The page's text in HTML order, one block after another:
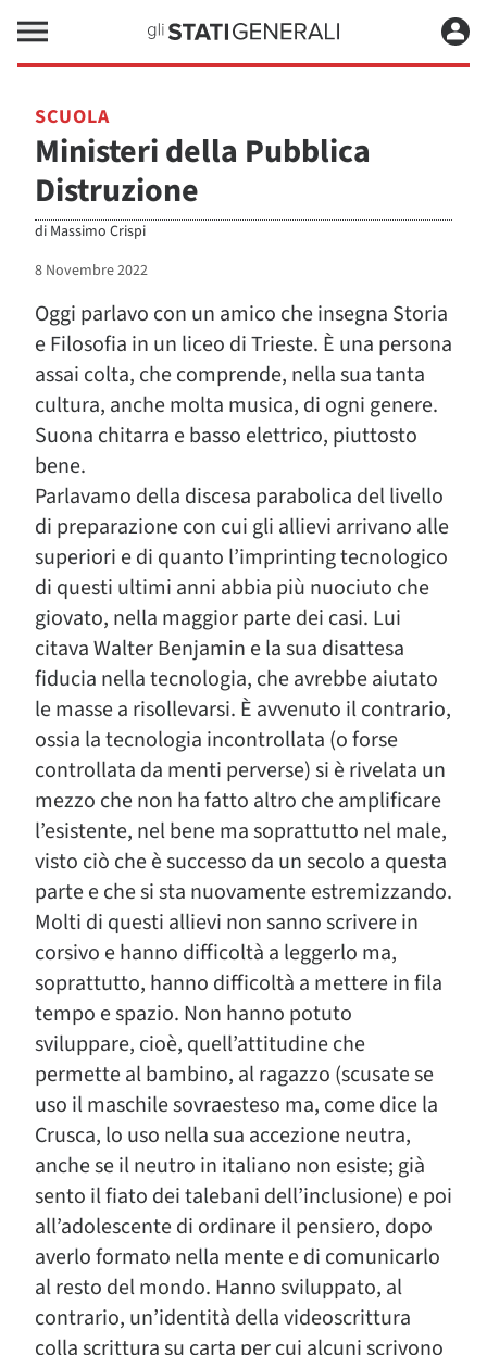
SCUOLA
Ministeri della Pubblica
Distruzione
di Massimo Crispi
8 Novembre 2022
Oggi parlavo con un amico che insegna Storia
e Filosofia in un liceo di Trieste. È una persona
assai colta, che comprende, nella sua tanta
cultura, anche molta musica, di ogni genere.
Suona chitarra e basso elettrico, piuttosto
bene.
Parlavamo della discesa parabolica del livello
di preparazione con cui gli allievi arrivano alle
superiori e di quanto l’imprinting tecnologico
di questi ultimi anni abbia più nuociuto che
giovato, nella maggior parte dei casi. Lui
citava Walter Benjamin e la sua disattesa
fiducia nella tecnologia, che avrebbe aiutato
le masse a risollevarsi. È avvenuto il contrario,
ossia la tecnologia incontrollata (o forse
controllata da menti perverse) si è rivelata un
mezzo che non ha fatto altro che amplificare
l’esistente, nel bene ma soprattutto nel male,
visto ciò che è successo da un secolo a questa
parte e che si sta nuovamente estremizzando.
Molti di questi allievi non sanno scrivere in
corsivo e hanno difficoltà a leggerlo ma,
soprattutto, hanno difficoltà a mettere in fila
tempo e spazio. Non hanno potuto
sviluppare, cioè, quell’attitudine che
permette al bambino, al ragazzo (scusate se
uso il maschile sovraesteso ma, come dice la
Crusca, lo uso nella sua accezione neutra,
anche se il neutro in italiano non esiste; già
sento il fiato dei talebani dell’inclusione) e poi
all’adolescente di ordinare il pensiero, dopo
averlo formato nella mente e di comunicarlo
al resto del mondo. Hanno sviluppato, al
contrario, un’identità della videoscrittura
colla scrittura su carta per cui alcuni scrivono